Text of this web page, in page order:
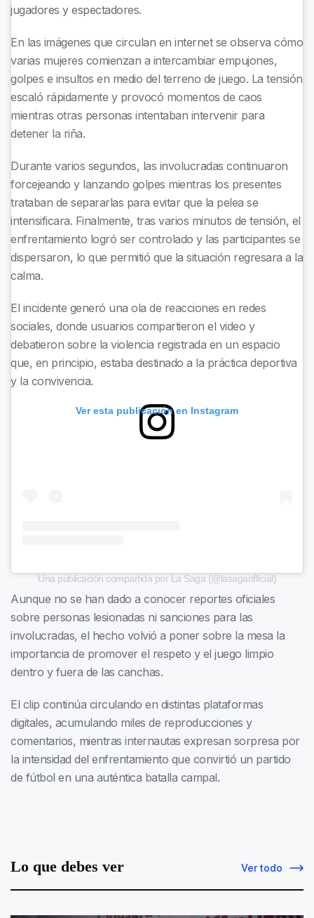
jugadores y espectadores.
En las imágenes que circulan en internet se observa cómo
varias mujeres comienzan a intercambiar empujones,
golpes e insultos en medio del terreno de juego. La tensión
escaló rápidamente y provocó momentos de caos
mientras otras personas intentaban intervenir para
detener la riña.
Durante varios segundos, las involucradas continuaron
forcejeando y lanzando golpes mientras los presentes
trataban de separarlas para evitar que la pelea se
intensificara. Finalmente, tras varios minutos de tensión, el
enfrentamiento logró ser controlado y las participantes se
dispersaron, lo que permitió que la situación regresara a la
calma.
El incidente generó una ola de reacciones en redes
sociales, donde usuarios compartieron el video y
debatieron sobre la violencia registrada en un espacio
que, en principio, estaba destinado a la práctica deportiva
y la convivencia.
Ver esta publicación en Instagram
Una publicación compartida por La Saga (@lasagaofficial)
Aunque no se han dado a conocer reportes oficiales
sobre personas lesionadas ni sanciones para las
involucradas, el hecho volvió a poner sobre la mesa la
importancia de promover el respeto y el juego limpio
dentro y fuera de las canchas.
El clip continúa circulando en distintas plataformas
digitales, acumulando miles de reproducciones y
comentarios, mientras internautas expresan sorpresa por
la intensidad del enfrentamiento que convirtió un partido
de fútbol en una auténtica batalla campal.
Lo que debes ver Ver todo